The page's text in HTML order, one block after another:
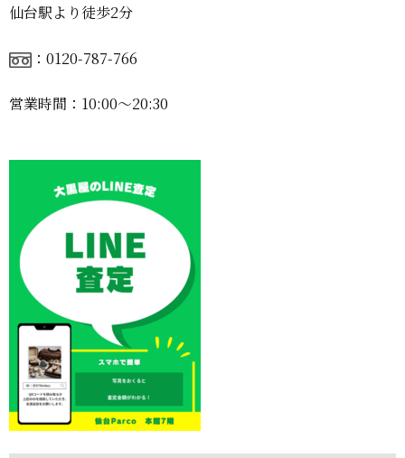
仙台駅より徒歩2分
：0120-787-766
営業時間：10:00〜20:30